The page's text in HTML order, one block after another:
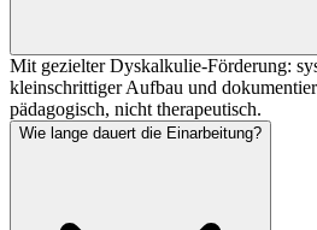
Mit gezielter Dyskalkulie-Förderung:
kleinschrittiger Aufbau und
pädagogisch, nicht therapeutisch.
Wie lange dauert die Einarbeitung?